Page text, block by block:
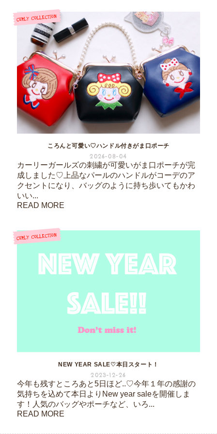
ころんと可愛い♡ハンドル付きがま口ポーチ
2026-08-04
カーリーガールズの刺繍が可愛いがま口ポーチが完
成しました♡上品なパールのハンドルがコーデのア
クセントになり、バッグのように持ち歩いてもかわ
いい...
READ MORE
NEW YEAR SALE♡本日スタート！
2023-12-26
今年も残すところあと5日ほど..♡今年１年の感謝の
気持ちを込めて本日よりNew year saleを開催しま
す！人気のバッグやポーチなど、いろ...
READ MORE